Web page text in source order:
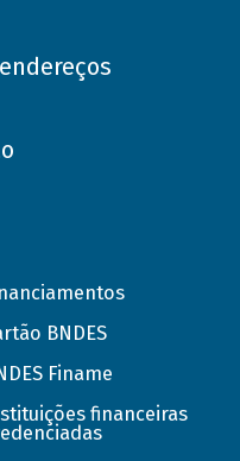
BNDES
Finame
financeiras